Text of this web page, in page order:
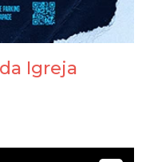
Igreja